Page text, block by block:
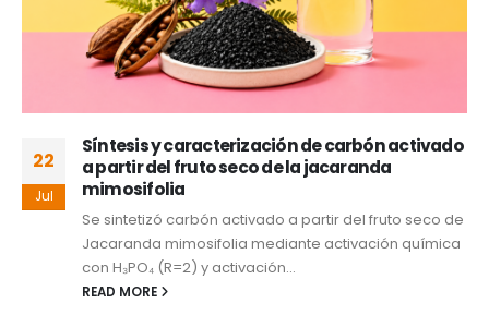
22
Jul
Síntesis y caracterización de carbón activado
a partir del fruto seco de la jacaranda
mimosifolia
Se sintetizó carbón activado a partir del fruto seco de
Jacaranda mimosifolia mediante activación química
con H₃PO₄ (R=2) y activación...
READ MORE